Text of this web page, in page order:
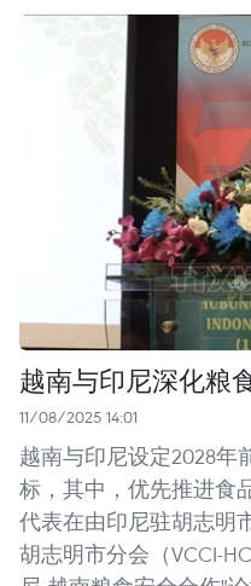
越南与印尼深化粮
11/08/2025 14:01
越南与印尼设定2028年
标，其中，优先推进食
代表在由印尼驻胡志明
胡志明市分会（VCCI-